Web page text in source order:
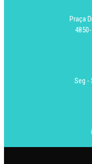
Praça
Seg -